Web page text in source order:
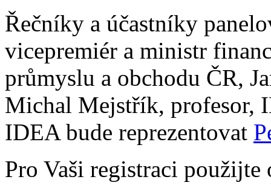
Řečníky a účastníky
vicepremiér a ministr
průmyslu a obchodu ČR,
Michal Mejstřík, profesor,
IDEA bude reprezentovat
Pro Vaši registraci